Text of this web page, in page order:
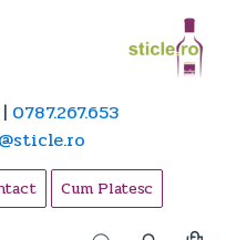
0787.267.653
Cum Platesc